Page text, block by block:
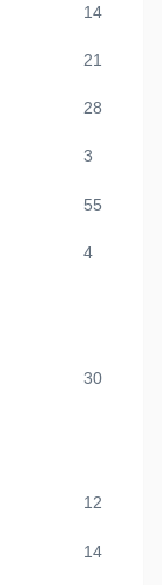
14
21
28
3
55
4
30
12
14